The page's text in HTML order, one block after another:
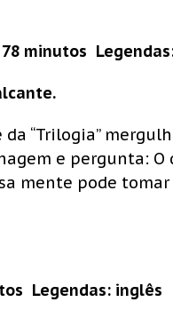
minutos 
“Trilogia”
e pergunta: O
mente pode
 Legendas: inglês